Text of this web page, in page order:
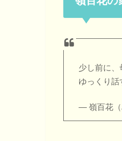
少し前に、
ゆっくり
— 嶺百花（